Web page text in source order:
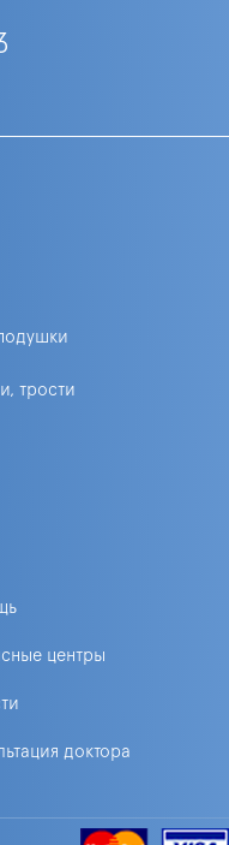
трости
центры
доктора